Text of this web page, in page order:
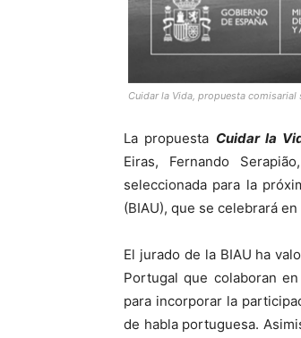
Cuidar la Vida, propuesta comisarial
La propuesta Cuidar la
Eiras, Fernando
seleccionada para la
(BIAU), que se celebrará
El jurado de la BIAU ha
Portugal que colaboran
para incorporar la
de habla portuguesa.